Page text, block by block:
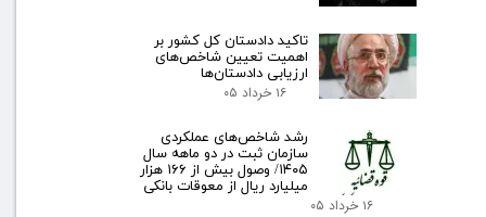
تاکید دادستان کل کشور بر
اهمیت تعیین شاخص‌های
ارزیابی دادستان‌ها
۱۶ خرداد ۰۵
رشد شاخص‌های عملکردی
سازمان ثبت در دو ماهه سال
۱۴۰۵/ وصول بیش از ۱۶۶ هزار
میلیارد ریال از معوقات بانکی
۱۶ خرداد ۰۵